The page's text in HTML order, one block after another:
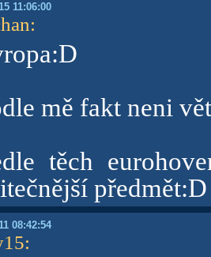
11:06:00
:
mě fakt neni
těch
předmět:D
08:42:54
: